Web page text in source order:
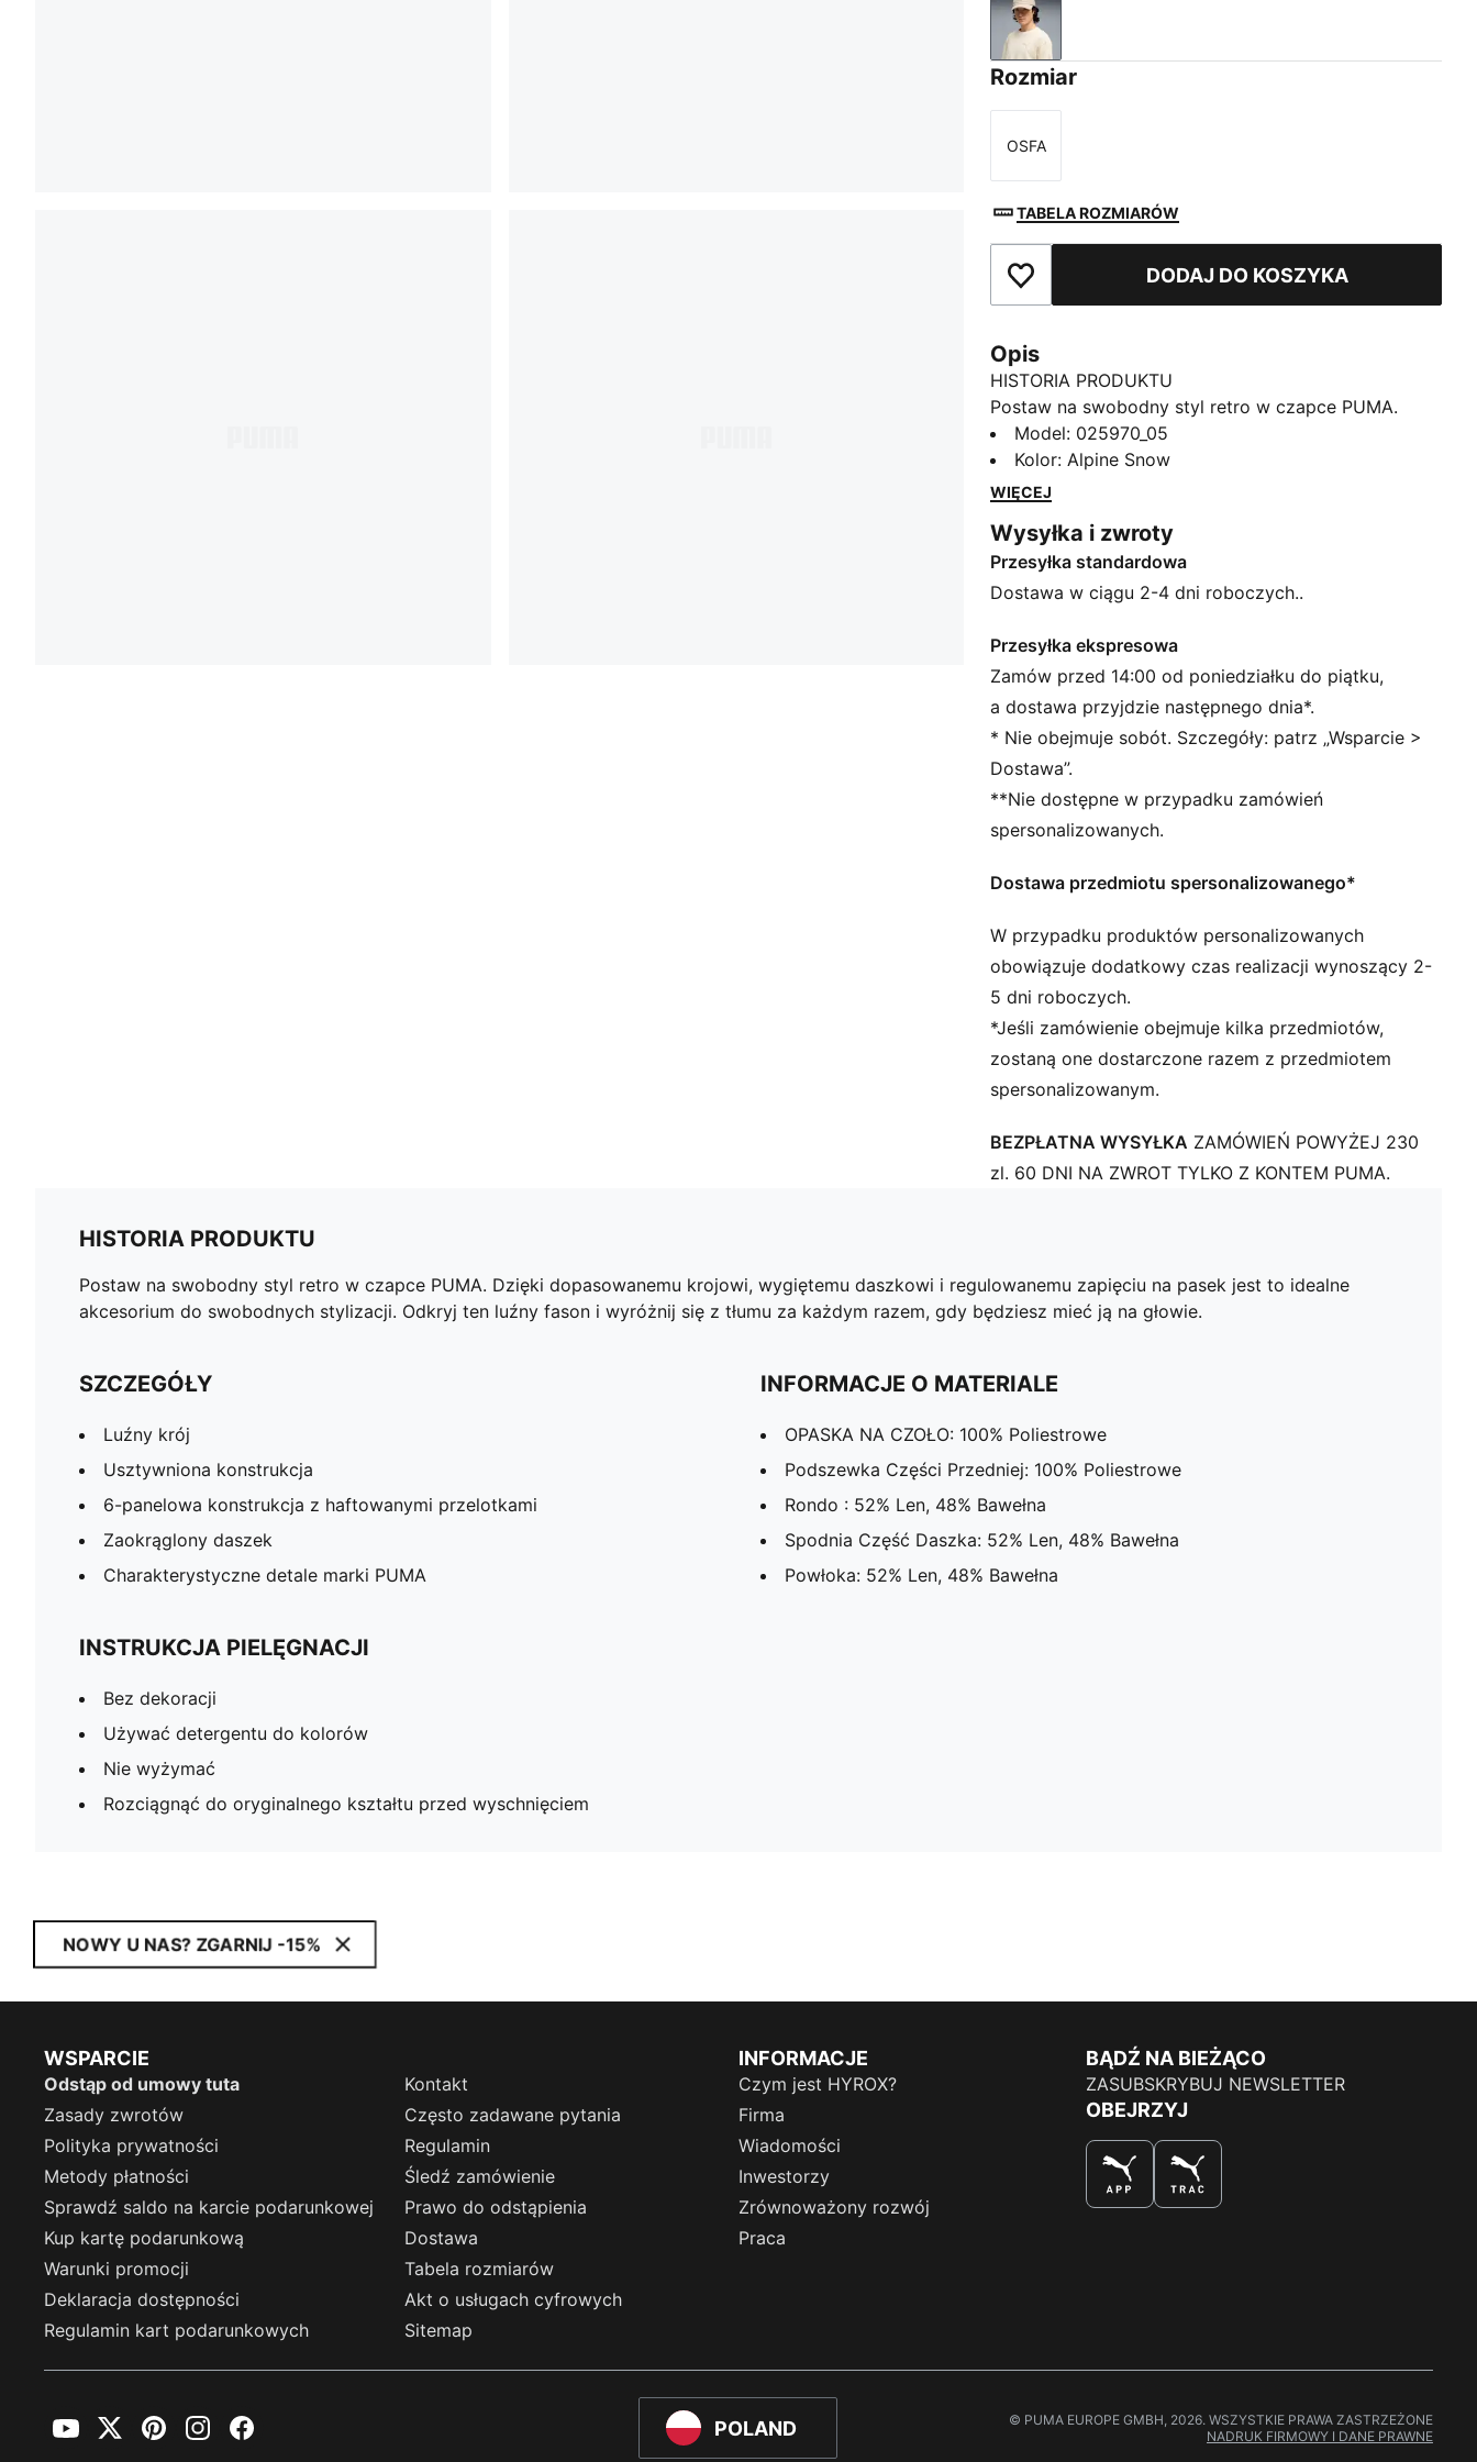
Alpine Snow
Rozmiar
Rozmiar
OSFA
TABELA ROZMIARÓW
Dodaj do ulubionychDODAJ DO KOSZYKA
Opis
HISTORIA PRODUKTU
Postaw na swobodny styl retro w czapce PUMA.
Dzięki dopasowanemu krojowi, wygiętemu daszkowi
i regulowanemu zapięciu na pasek jest to idealne
akcesorium do swobodnych stylizacji. Odkryj ten
gdy będziesz mieć ją na głowie.
SZCZEGÓŁY
Luźny krój
6-panelowa konstrukcja z haftowanymi przelotkami
Zaokrąglony daszek
Charakterystyczne detale marki PUMA
Model: 025970_05
Kolor:Alpine Snow
WIĘCEJ
Wysyłka i zwroty
Przesyłka standardowa
Dostawa w ciągu 2-4 dni roboczych..
Przesyłka ekspresowa
Zamów przed 14:00 od poniedziałku do piątku,
a dostawa przyjdzie następnego dnia*.
* Nie obejmuje sobót. Szczegóły: patrz „Wsparcie >
Dostawa”.
**Nie dostępne w przypadku zamówień
spersonalizowanych.
Dostawa przedmiotu spersonalizowanego*
W przypadku produktów personalizowanych
obowiązuje dodatkowy czas realizacji wynoszący 2-
5 dni roboczych.
*Jeśli zamówienie obejmuje kilka przedmiotów,
zostaną one dostarczone razem z przedmiotem
spersonalizowanym.
BEZPŁATNA WYSYŁKA ZAMÓWIEŃ POWYŻEJ 230
zl. 60 DNI NA ZWROT TYLKO Z KONTEM PUMA.
HISTORIA PRODUKTU
Postaw na swobodny styl retro w czapce PUMA. Dzięki dopasowanemu krojowi, wygiętemu daszkowi i regulowanemu zapięciu na pasek jest to idealne
akcesorium do swobodnych stylizacji. Odkryj ten luźny fason i wyróżnij się z tłumu za każdym razem, gdy będziesz mieć ją na głowie.
SZCZEGÓŁY
Luźny krój
Usztywniona konstrukcja
6-panelowa konstrukcja z haftowanymi przelotkami
Zaokrąglony daszek
Charakterystyczne detale marki PUMA
INFORMACJE O MATERIALE
OPASKA NA CZOŁO: 100% Poliestrowe
Podszewka Części Przedniej: 100% Poliestrowe
Rondo : 52% Len, 48% Bawełna
Spodnia Część Daszka: 52% Len, 48% Bawełna
Powłoka: 52% Len, 48% Bawełna
INSTRUKCJA PIELĘGNACJI
Bez dekoracji
Używać detergentu do kolorów
Nie wyżymać
Rozciągnąć do oryginalnego kształtu przed wyschnięciem
NOWY U NAS? ZGARNIJ -15%
WSPARCIE
Odstąp od umowy tuta
Kontakt
Zasady zwrotów
Często zadawane pytania
Polityka prywatności
Regulamin
Metody płatności
Śledź zamówienie
Sprawdź saldo na karcie podarunkowej
Prawo do odstąpienia
Kup kartę podarunkową
Dostawa
Warunki promocji
Tabela rozmiarów
Deklaracja dostępności
Akt o usługach cyfrowych
Regulamin kart podarunkowych
Sitemap
INFORMACJE
Czym jest HYROX?
Firma
Wiadomości
Inwestorzy
Zrównoważony rozwój
Praca
BĄDŹ NA BIEŻĄCO
ZASUBSKRYBUJ NEWSLETTER
OBEJRZYJ
POLAND
YouTubeTwitterPinterestInstagramFacebook
© PUMA EUROPE GMBH, 2026. WSZYSTKIE PRAWA ZASTRZEŻONE
NADRUK FIRMOWY I DANE PRAWNE